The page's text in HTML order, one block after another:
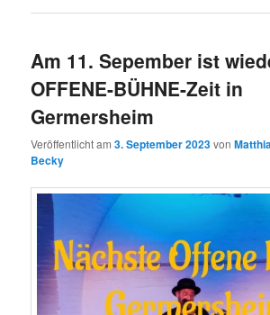
Am 11. Sepember ist
OFFENE-BÜHNE-Zeit in
Germersheim
Veröffentlicht am3. September 2023von
Becky